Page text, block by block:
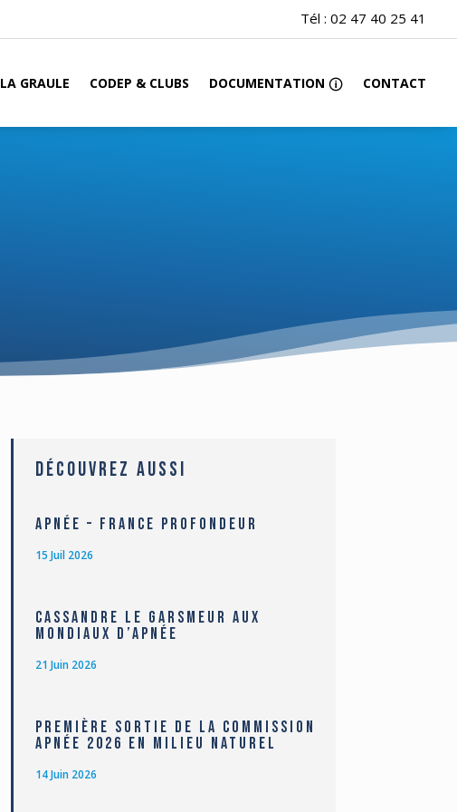
Tél :02 47 40 25 41
LA GRAULE CODEP & CLUBS DOCUMENTATION CONTACT
DÉCOUVREZ AUSSI
Apnée – France profondeur
15 Juil 2026
Cassandre Le Garsmeur aux
Mondiaux d’Apnée
21 Juin 2026
Première sortie de la Commission
Apnée 2026 en milieu naturel
14 Juin 2026